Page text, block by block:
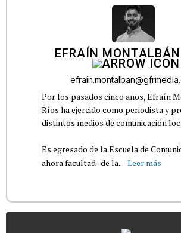
EFRAÍN
Por los pasados cinco años, Efraín
Ríos ha ejercido como periodista y
distintos medios de comunicación
Es egresado de la Escuela de
ahora facultad- de la... Leer más